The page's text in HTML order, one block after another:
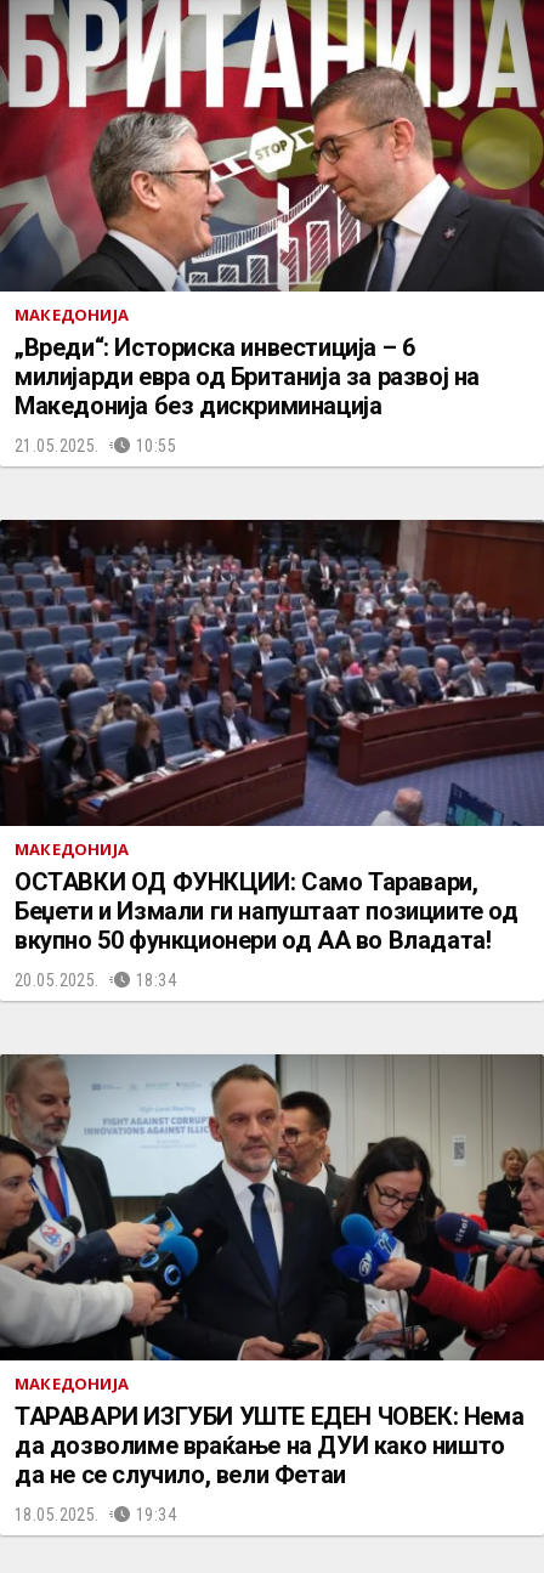
МАКЕДОНИЈА
„Вреди“: Историска инвестиција – 6
милијарди евра од Британија за развој на
Македонија без дискриминација
21.05.2025. 10:55
МАКЕДОНИЈА
ОСТАВКИ ОД ФУНКЦИИ: Само Таравари,
Беџети и Измали ги напуштаат позициите од
вкупно 50 функционери од АА во Владата!
20.05.2025. 18:34
МАКЕДОНИЈА
ТАРАВАРИ ИЗГУБИ УШТЕ ЕДЕН ЧОВЕК: Нема
да дозволиме враќање на ДУИ како ништо
да не се случило, вели Фетаи
18.05.2025. 19:34